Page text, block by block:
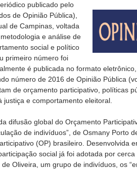
publicado pelo
de Opinião Pública),
de Campinas, voltada
e análise de
social e político
primeiro número foi
é publicada no formato
número de 2016 de Opinião Pública
de orçamento participativo, políticas
justiça e comportamento eleitoral.
difusão global do Orçamento
de indivíduos”, de Osmany Porto
(OP) brasileiro. Desenvolvida
social já foi adotada por
Oliveira, um grupo de indivíduos, os